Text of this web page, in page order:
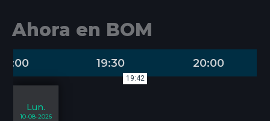
Ahora en BOM
19:00 19:30 20:00
Lun.
10-08-2026
19:42